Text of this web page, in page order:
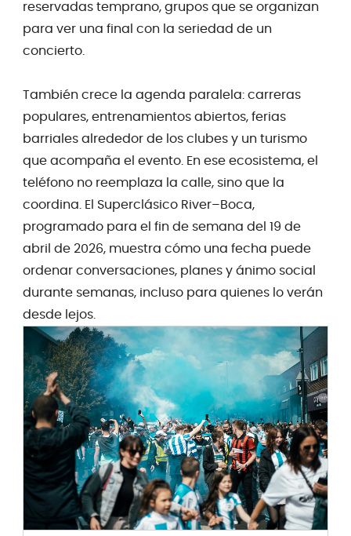
reservadas temprano, grupos que se organizan
para ver una final con la seriedad de un
concierto.
También crece la agenda paralela: carreras
populares, entrenamientos abiertos, ferias
barriales alrededor de los clubes y un turismo
que acompaña el evento. En ese ecosistema, el
teléfono no reemplaza la calle, sino que la
coordina. El Superclásico River–Boca,
programado para el fin de semana del 19 de
abril de 2026, muestra cómo una fecha puede
ordenar conversaciones, planes y ánimo social
durante semanas, incluso para quienes lo verán
desde lejos.